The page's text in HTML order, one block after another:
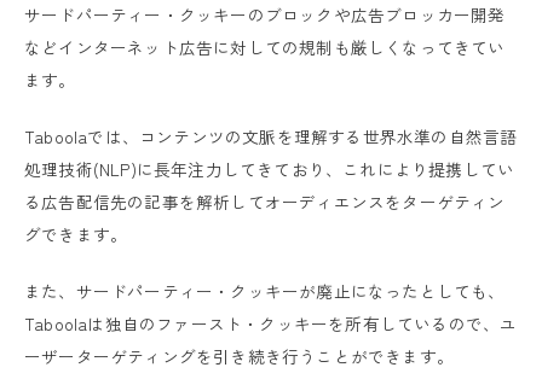
サードパーティー・クッキーのブロックや広告ブロッカー開発
などインターネット広告に対しての規制も厳しくなってきてい
ます。
Taboolaでは、コンテンツの文脈を理解する世界水準の自然言語
処理技術(NLP)に長年注力してきており、これにより提携してい
る広告配信先の記事を解析してオーディエンスをターゲティン
グできます。
また、サードパーティー・クッキーが廃止になったとしても、
Taboolaは独自のファースト・クッキーを所有しているので、ユ
ーザーターゲティングを引き続き行うことができます。